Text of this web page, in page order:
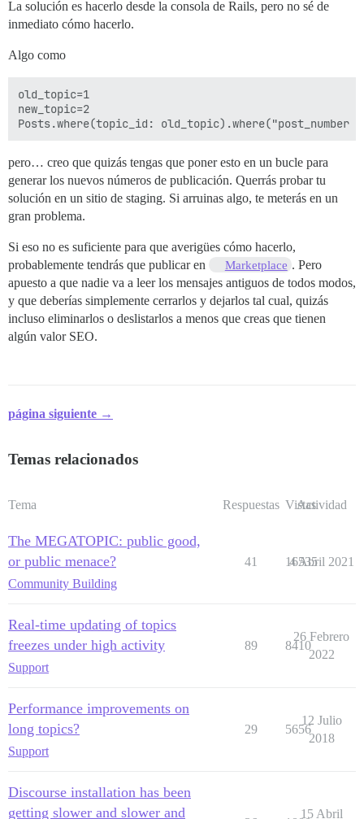
La solución es hacerlo desde la consola de Rails, pero no sé de
inmediato cómo hacerlo.
Algo como
old_topic=1
new_topic=2
pero… creo que quizás tengas que poner esto en un bucle para
generar los nuevos números de publicación. Querrás probar tu
solución en un sitio de staging. Si arruinas algo, te meterás en un
gran problema.
Si eso no es suficiente para que averigües cómo hacerlo,
probablemente tendrás que publicar en
Marketplace . Pero
apuesto a que nadie va a leer los mensajes antiguos de todos modos,
y que deberías simplemente cerrarlos y dejarlos tal cual, quizás
incluso eliminarlos o deslistarlos a menos que creas que tienen
algún valor SEO.
página siguiente →
Temas relacionados
Tema Respuestas Vistas
Actividad
The MEGATOPIC: public good,
or public menace?
Community Building
41 16535
4 Abril 2021
Real-time updating of topics
freezes under high activity
Support
89 8410
26 Febrero
2022
Performance improvements on
long topics?
Support
29 5656
12 Julio
2018
Discourse installation has been
getting slower and slower and
15 Abril